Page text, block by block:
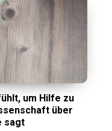
um Hilfe zu
über
sagt